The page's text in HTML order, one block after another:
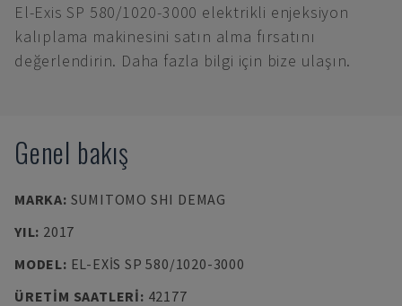
El-Exis SP 580/1020-3000 elektrikli enjeksiyon
kalıplama makinesini satın alma fırsatını
değerlendirin. Daha fazla bilgi için bize ulaşın.
Genel bakış
MARKA: SUMITOMO SHI DEMAG
YIL: 2017
MODEL: EL-EXIS SP 580/1020-3000
ÜRETIM SAATLERI: 42177